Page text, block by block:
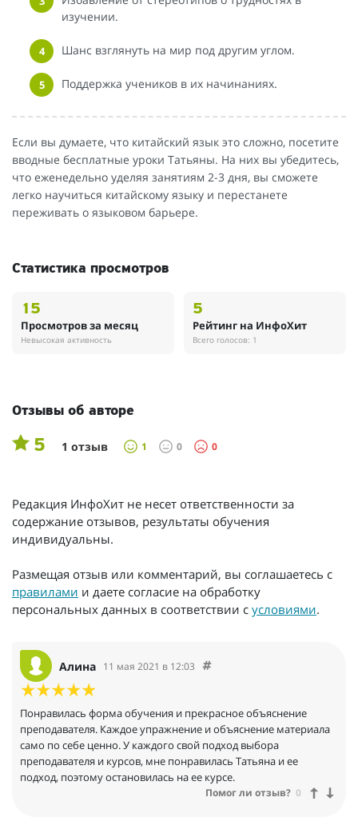
изучении.
Шанс взглянуть на мир под другим углом.
Поддержка учеников в их начинаниях.
Если вы думаете, что китайский язык это сложно, посетите
вводные бесплатные уроки Татьяны. На них вы убедитесь,
что еженедельно уделяя занятиям 2-3 дня, вы сможете
легко научиться китайскому языку и перестанете
переживать о языковом барьере.
Статистика просмотров
15
Просмотров за месяц
Невысокая активность
5
Рейтинг на ИнфоХит
Всего голосов: 1
Отзывы об авторе
5 1 отзыв 1 0 0
Редакция ИнфоХит не несет ответственности за
содержание отзывов, результаты обучения
индивидуальны.
Размещая отзыв или комментарий, вы соглашаетесь с
правилами и даете согласие на обработку
персональных данных в соответствии с условиями.
Алина 11 мая 2021 в 12:03
Понравилась форма обучения и прекрасное объяснение
преподавателя. Каждое упражнение и объяснение материала
само по себе ценно. У каждого свой подход выбора
преподавателя и курсов, мне понравилась Татьяна и ее
подход, поэтому остановилась на ее курсе.
Помог ли отзыв? 0